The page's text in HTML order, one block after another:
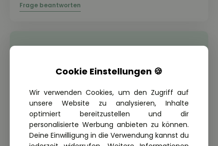
Cookie Einstellungen 🍪
Wir verwenden Cookies, um den Zugriff auf
unsere Website zu analysieren, Inhalte
optimiert bereitzustellen und dir
personalisierte Werbung anbieten zu können.
Deine Einwilligung in die Verwendung kannst du